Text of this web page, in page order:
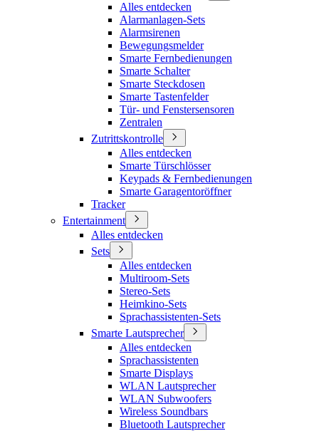
Alles entdecken
Alarmanlagen-Sets
Alarmsirenen
Bewegungsmelder
Smarte Fernbedienungen
Smarte Schalter
Smarte Steckdosen
Smarte Tastenfelder
Tür- und Fenstersensoren
Zentralen
Zutrittskontrolle
Alles entdecken
Smarte Türschlösser
Keypads & Fernbedienungen
Smarte Garagentoröffner
Tracker
Entertainment
Alles entdecken
Sets
Alles entdecken
Multiroom-Sets
Stereo-Sets
Heimkino-Sets
Sprachassistenten-Sets
Smarte Lautsprecher
Alles entdecken
Sprachassistenten
Smarte Displays
WLAN Lautsprecher
WLAN Subwoofers
Wireless Soundbars
Bluetooth Lautsprecher